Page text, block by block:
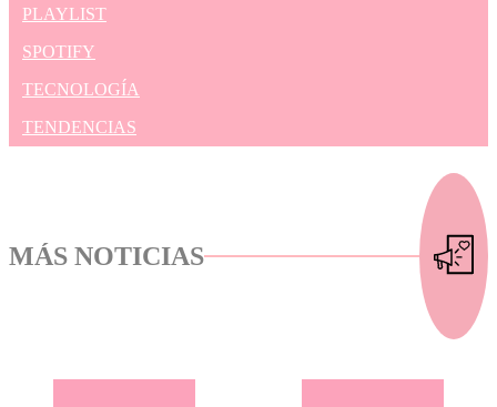
PLAYLIST
SPOTIFY
TECNOLOGÍA
TENDENCIAS
MÁS NOTICIAS